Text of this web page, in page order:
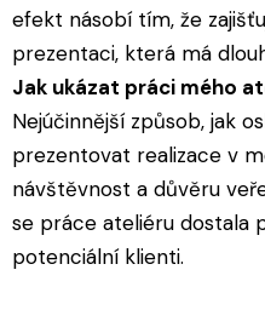
efekt násobí tím, že
prezentaci, která má
Jak ukázat práci mého
Nejúčinnější způsob, jak
prezentovat realizace v
návštěvnost a důvěru
se práce ateliéru dostala
potenciální klienti.